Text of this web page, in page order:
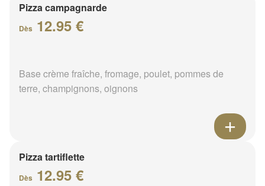
Pizza campagnarde
Dès 12.95 €
Base crème fraîche, fromage, poulet, pommes de
terre, champignons, oignons
Pizza tartiflette
Dès 12.95 €